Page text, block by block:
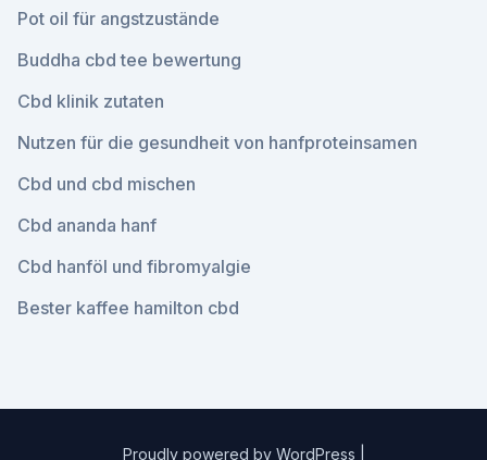
Pot oil für angstzustände
Buddha cbd tee bewertung
Cbd klinik zutaten
Nutzen für die gesundheit von hanfproteinsamen
Cbd und cbd mischen
Cbd ananda hanf
Cbd hanföl und fibromyalgie
Bester kaffee hamilton cbd
Proudly powered by WordPress